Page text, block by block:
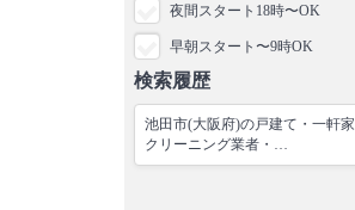
夜間スタート18時〜OK
早朝スタート〜9時OK
検索履歴
池田市(大阪府)の戸建て・一軒家
クリーニング業者・…